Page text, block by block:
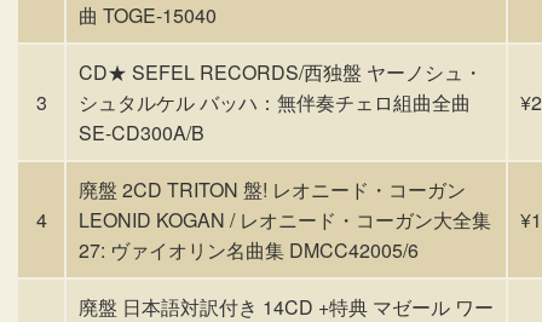
曲 TOGE-15040
3
CD★ SEFEL RECORDS/西独盤 ヤーノシュ・
シュタルケル バッハ：無伴奏チェロ組曲全曲
SE-CD300A/B
4
廃盤 2CD TRITON 盤! レオニード・コーガン
LEONID KOGAN / レオニード・コーガン大全集
27: ヴァイオリン名曲集 DMCC42005/6
廃盤 日本語対訳付き 14CD +特典 マゼール ワー